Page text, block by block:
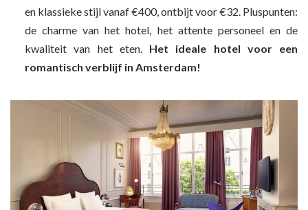
en klassieke stijl vanaf €400, ontbijt voor €32. Pluspunten:
de charme van het hotel, het attente personeel en de
kwaliteit van het eten. Het ideale hotel voor een
romantisch verblijf in Amsterdam!